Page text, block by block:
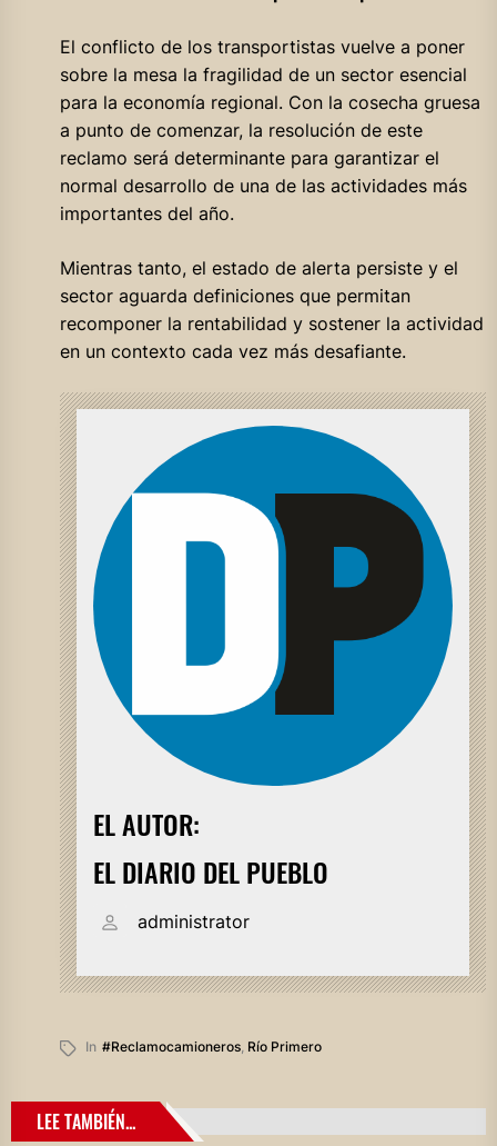
El conflicto de los transportistas vuelve a poner
sobre la mesa la fragilidad de un sector esencial
para la economía regional. Con la cosecha gruesa
a punto de comenzar, la resolución de este
reclamo será determinante para garantizar el
normal desarrollo de una de las actividades más
importantes del año.
Mientras tanto, el estado de alerta persiste y el
sector aguarda definiciones que permitan
recomponer la rentabilidad y sostener la actividad
en un contexto cada vez más desafiante.
EL AUTOR:
EL DIARIO DEL PUEBLO
administrator
In #reclamocamioneros, Río Primero
LEE TAMBIÉN...